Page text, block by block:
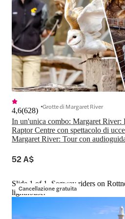
In un'unica combo: Margaret River:
Raptor Centre con spettacolo di
Margaret River: Tour con
4,6(628) Grotte di Margaret River
52 A$
Cancellazione gratuita
Slide 1 of 1, Segway riders on
lighthouse.